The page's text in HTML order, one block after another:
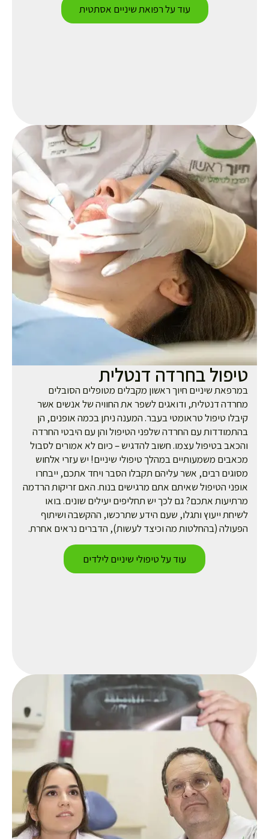
עוד על רפואת שיניים אסתטית
בחרדה דנטלית
שיניים חיוך ראשון מקבלים מטופלים הסובלים
דנטלית, ודואגים לשפר את החוויה של אנשים אשר
טיפול טראומטי בעבר. המענה ניתן בכמה אופנים, הן
עם החרדה שלפני הטיפול והן עם היבטי החרדה
בטיפול עצמו. חשוב להדגיש – כיום לא אמורים לסבול
משמעותיים במהלך טיפולי שיניים! יש עזרי אלחוש
רבים, אשר עליהם תקבלו הסבר ויחד אתכם, ייבחרו
הטיפול שאיתם אתם מרגישים בנוח. האם זריקות הרדמה
אתכם? גם לכך יש תחליפים יעילים שונים. בואו
ייעוץ ותגלו, שעם הידע שתרכשו, ההקשבה ושיתוף
(בהחלטות מה וכיצד לעשות), הדברים נראים אחרת.
עוד על טיפולי שיניים לילדים